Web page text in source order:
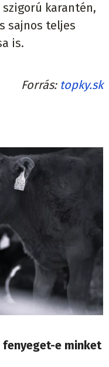
karantén,
sajnos teljes
is.
Forrás topky.sk
e minket